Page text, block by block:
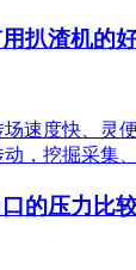
扒渣机的
速度快、灵
，挖掘采集
的压力比